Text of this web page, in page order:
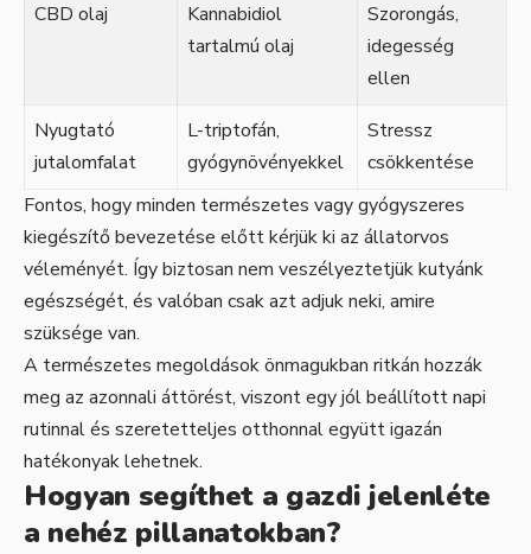
CBD olaj
Kannabidiol
tartalmú olaj
Szorongás,
idegesség
ellen
Nyugtató
jutalomfalat
L-triptofán,
gyógynövényekkel
Stressz
csökkentése
Fontos, hogy minden természetes vagy gyógyszeres
kiegészítő bevezetése előtt kérjük ki az állatorvos
véleményét. Így biztosan nem veszélyeztetjük kutyánk
egészségét, és valóban csak azt adjuk neki, amire
szüksége van.
A természetes megoldások önmagukban ritkán hozzák
meg az azonnali áttörést, viszont egy jól beállított napi
rutinnal és szeretetteljes otthonnal együtt igazán
hatékonyak lehetnek.
Hogyan segíthet a gazdi jelenléte
a nehéz pillanatokban?